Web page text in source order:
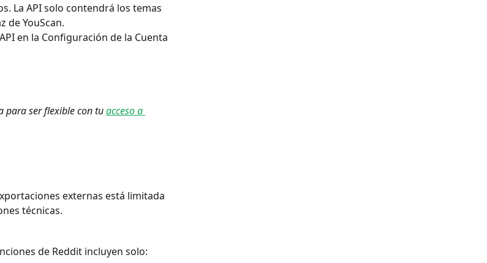
La API solo contendrá los temas
de YouScan.
en la Configuración de la Cuenta
para ser flexible con tu acceso a
externas está limitada
técnicas.
de Reddit incluyen solo: